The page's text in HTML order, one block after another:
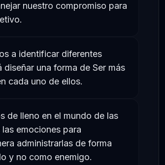
nuestro compromiso para
a identificar diferentes
una forma de Ser más
cada uno de ellos.
de lleno en el mundo de las
emociones para
administrarlas de forma
y no como enemigo.